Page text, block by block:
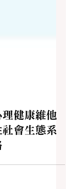
健康維他
會生態系